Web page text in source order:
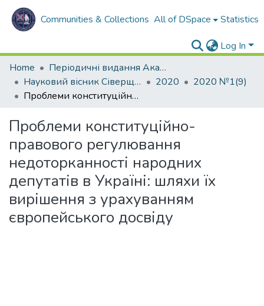
Communities & Collections All of DSpace Statistics
Log In
Home
Періодичні видання Академії
Науковий вісник Сіверщини. Серія: Право.
2020
2020 №1(9)
Проблеми конституційно-правового регулювання недоторканності народних депутатів в Україні: шляхи їх вирішення з урахуванням європейського досвіду
Проблеми конституційно-
правового регулювання
недоторканності народних
депутатів в Україні: шляхи їх
вирішення з урахуванням
європейського досвіду